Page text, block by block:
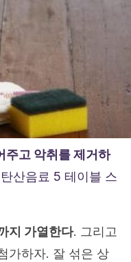
주고 악취를 제거하
산음료 5 테이블 스
지 가열한다. 그리고
가하자. 잘 섞은 상